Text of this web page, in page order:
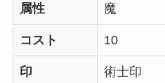
属性 魔
コスト 10
印 術士印